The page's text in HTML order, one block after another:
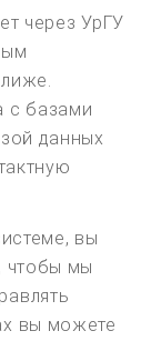
через УрГУ
с базами
данных
вы
чтобы мы
вы можете